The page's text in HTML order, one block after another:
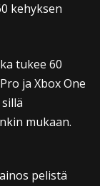
kehyksen
tukee 60
ja Xbox One
mukaan.
pelistä